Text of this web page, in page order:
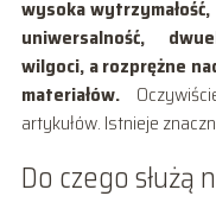
wysoka
uniwersalność,
wilgoci, a rozprężne
materiałów.
artykułów. Istnieje
Do czego służą